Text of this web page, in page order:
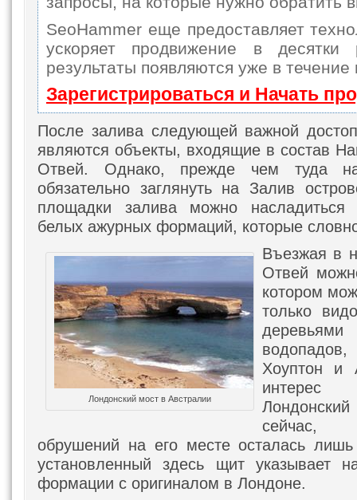
SeoHammer еще предоставляет
ускоряет продвижение в
результаты появляются уже в
Зарегистрироваться и Начать
После залива следующей важной
являются объекты, входящие в состав
Отвей. Однако, прежде чем туда
обязательно заглянуть на Залив
площадки залива можно
белых ажурных формаций, которые
Лондонский мост в Австралии
Въезжая в
Отвей
котором
только
Хоуптон и
сейчас,
обрушений на его месте осталась
установленный здесь щит указывает
формации с оригиналом в Лондоне.